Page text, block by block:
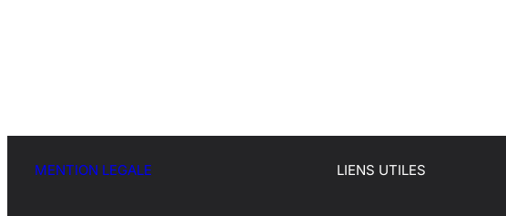
MENTION LEGALE LIENS UTILES